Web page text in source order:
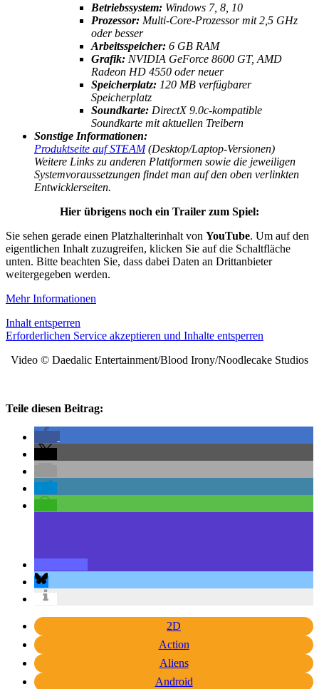
Betriebssystem: Windows 7, 8, 10
Prozessor: Multi-Core-Prozessor mit 2,5 GHz
oder besser
Arbeitsspeicher: 6 GB RAM
Grafik: NVIDIA GeForce 8600 GT, AMD
Radeon HD 4550 oder neuer
Speicherplatz: 120 MB verfügbarer
Speicherplatz
Soundkarte: DirectX 9.0c-kompatible
Soundkarte mit aktuellen Treibern
Sonstige Informationen:
Produktseite auf STEAM(Desktop/Laptop-Versionen)
Weitere Links zu anderen Plattformen sowie die jeweiligen
Systemvoraussetzungen findet man auf den oben verlinkten
Entwicklerseiten.
Hier übrigens noch ein Trailer zum Spiel:
Sie sehen gerade einen Platzhalterinhalt von YouTube. Um auf den
eigentlichen Inhalt zuzugreifen, klicken Sie auf die Schaltfläche
unten. Bitte beachten Sie, dass dabei Daten an Drittanbieter
weitergegeben werden.
Mehr Informationen
Inhalt entsperren
Erforderlichen Service akzeptieren und Inhalte entsperren
Video © Daedalic Entertainment/Blood Irony/Noodlecake Studios
Teile diesen Beitrag:
2D
Action
Aliens
Android